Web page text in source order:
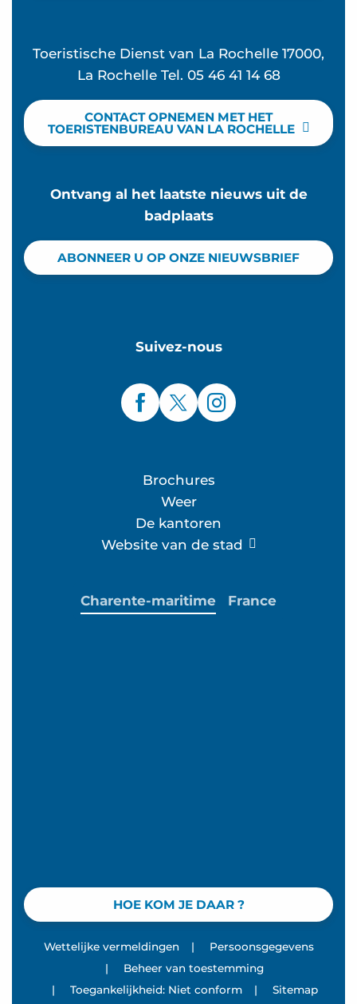
Toeristische Dienst van La Rochelle 17000,
La Rochelle Tel. 05 46 41 14 68
CONTACT OPNEMEN MET HET
TOERISTENBUREAU VAN LA ROCHELLE
Ontvang al het laatste nieuws uit de
badplaats
ABONNEER U OP ONZE NIEUWSBRIEF
Suivez-nous
Brochures
Weer
De kantoren
Website van de stad
HOE KOM JE DAAR ?
Charente-maritime France
Wettelijke vermeldingen |
Persoonsgegevens
|
Beheer van toestemming
|
Toegankelijkheid: Niet conform | Sitemap